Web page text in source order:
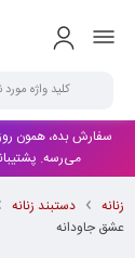
سفارش بده، همون
می‌رسه. پشتیبانی ۲۴ ساعته: 09965260032 — همیشه کنار
زنانه دستبند زنانه
عشق جاودانه